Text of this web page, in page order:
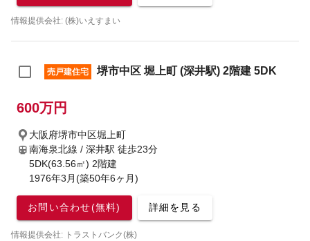
情報提供会社: (株)いえすまい
売戸建住宅 堺市中区 堀上町 (深井駅) 2階建 5DK
600万円
大阪府堺市中区堀上町
南海泉北線 / 深井駅 徒歩23分
5DK(63.56㎡) 2階建
1976年3月(築50年6ヶ月)
お問い合わせ(無料) 詳細を見る
情報提供会社: トラストバンク(株)